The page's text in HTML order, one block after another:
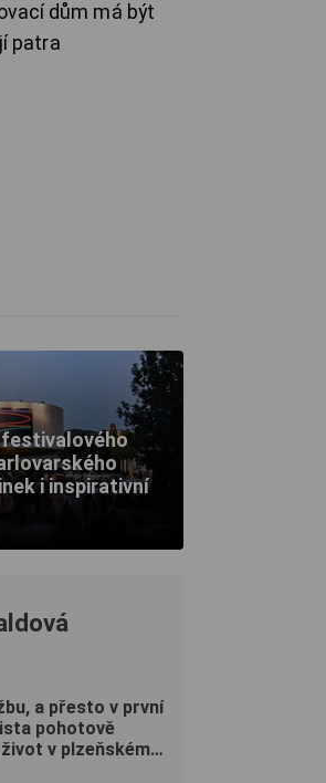
dům má být
patra
i inspirativní
a přesto v první
pohotově
v plzeňském